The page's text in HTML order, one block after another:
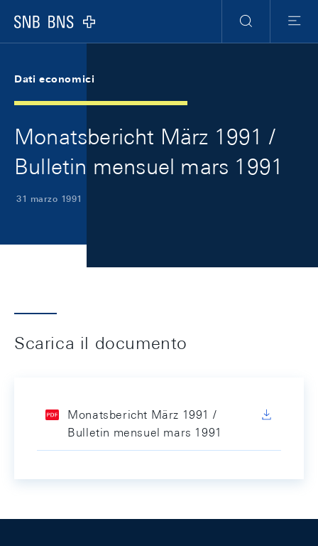
Logo
Ricerca
Menu
Dati economici
Monatsbericht März 1991 /
Bulletin mensuel mars 1991
31 marzo 1991
Scarica il documento
Monatsbericht März 1991 /
Bulletin mensuel mars 1991